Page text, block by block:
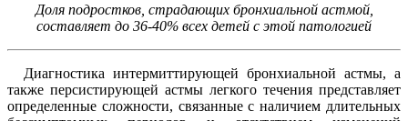
Доля подростков, страдающих бронхиальной астмой,
составляет до 36-40% всех детей с этой патологией
Диагностика интермиттирующей бронхиальной астмы, а
также персистирующей астмы легкого течения представляет
определенные сложности, связанные с наличием длительных